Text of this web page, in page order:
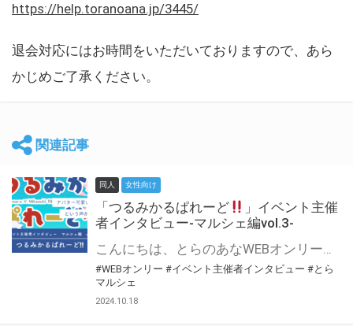
https://help.toranoana.jp/3445/
退会対応にはお時間をいただいておりますので、あら
かじめご了承ください。
関連記事
同人 女性向け
「つるみかるぱれーど
」イベント主催
者インタビュー-マルシェ編vol.3-
こんにちは、とらのあなWEBオンリー運営スタッフです。 新たにお届けする、イベント主催者インタビュー-マルシェ編-は、 とらのあなWEBオンリー「マルシェ」をご利用した主催様に 「マルシェ」を使って開催した感想や心がけをお聞きする企画です。 今回は、WEBオンリー初開催「つるみかるぱれーど
#WEBオンリー #イベント主催者インタビュー #とら
マルシェ
2024.10.18